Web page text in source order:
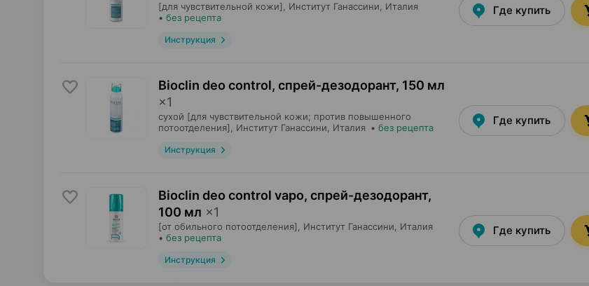
[для чувствительной кожи], Институт Ганассини , Италия
• без рецепта
Инструкция
Где купить
Bioclin deo control, спрей-дезодорант, 150 мл
×1
сухой [для чувствительной кожи; против повышенного
потоотделения],
Институт Ганассини , Италия • без рецепта
Инструкция
Где купить
Bioclin deo control vapo, спрей-дезодорант,
100 мл ×1
[от обильного потоотделения], Институт Ганассини , Италия
• без рецепта
Инструкция
Где купить